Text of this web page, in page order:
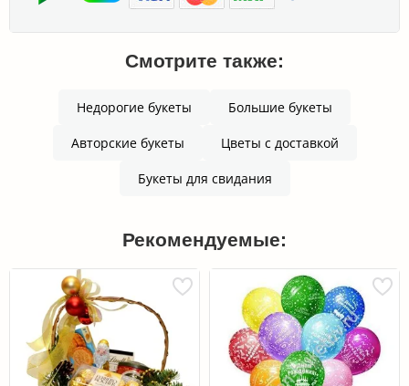
Смотрите также:
Недорогие букеты Большие букеты
Авторские букеты Цветы с доставкой
Букеты для свидания
Рекомендуемые: